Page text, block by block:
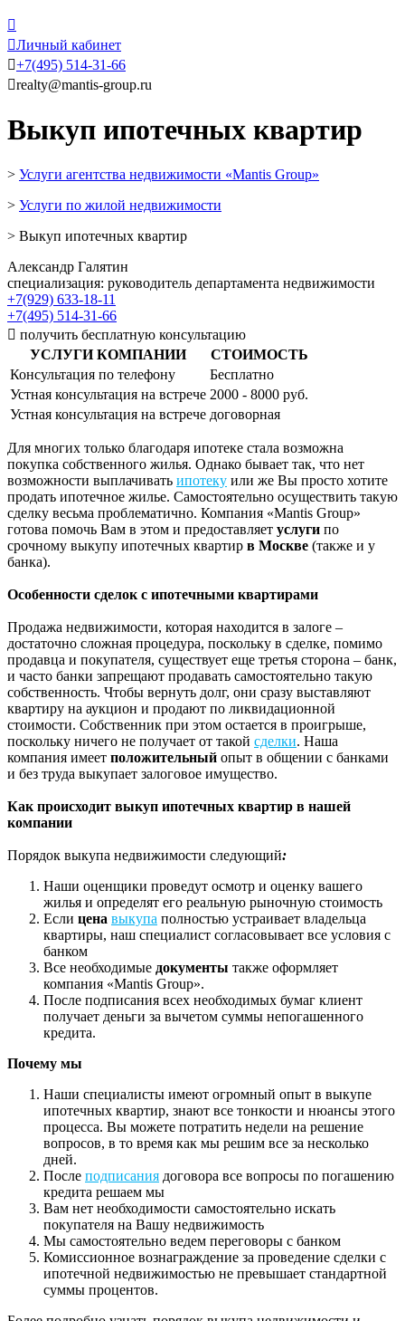

Личный кабинет
+7(495) 514-31-66
realty@mantis-group.ru
Выкуп ипотечных квартир
> Услуги агентства недвижимости «Mantis Group»
> Услуги по жилой недвижимости
> Выкуп ипотечных квартир
Александр Галятин
специализация: руководитель департамента недвижимости
+7(929) 633-18-11
+7(495) 514-31-66
 получить бесплатную консультацию
УСЛУГИ КОМПАНИИ
СТОИМОСТЬ
Консультация по телефону
Бесплатно
Устная консультация на встрече 2000 - 8000 руб.
Устная консультация на встрече договорная
Для многих только благодаря ипотеке стала возможна
покупка собственного жилья. Однако бывает так, что нет
возможности выплачивать ипотеку или же Вы просто хотите
продать ипотечное жилье. Самостоятельно осуществить такую
сделку весьма проблематично. Компания «Mantis Group»
готова помочь Вам в этом и предоставляет услуги по
срочному выкупу ипотечных квартир в Москве (также и у
банка).
Особенности сделок с ипотечными квартирами
Продажа недвижимости, которая находится в залоге –
достаточно сложная процедура, поскольку в сделке, помимо
продавца и покупателя, существует еще третья сторона – банк,
и часто банки запрещают продавать самостоятельно такую
собственность. Чтобы вернуть долг, они сразу выставляют
квартиру на аукцион и продают по ликвидационной
стоимости. Собственник при этом остается в проигрыше,
поскольку ничего не получает от такой сделки. Наша
компания имеет положительный опыт в общении с банками
и без труда выкупает залоговое имущество.
Как происходит выкуп ипотечных квартир в нашей
компании
Порядок выкупа недвижимости следующий:
Наши оценщики проведут осмотр и оценку вашего
жилья и определят его реальную рыночную стоимость
Если цена выкупа полностью устраивает владельца
квартиры, наш специалист согласовывает все условия с
банком
Все необходимые документы также оформляет
компания «Mantis Group».
После подписания всех необходимых бумаг клиент
получает деньги за вычетом суммы непогашенного
кредита.
Почему мы
Наши специалисты имеют огромный опыт в выкупе
ипотечных квартир, знают все тонкости и нюансы этого
процесса. Вы можете потратить недели на решение
вопросов, в то время как мы решим все за несколько
дней.
После подписания договора все вопросы по погашению
кредита решаем мы
Вам нет необходимости самостоятельно искать
покупателя на Вашу недвижимость
Мы самостоятельно ведем переговоры с банком
Комиссионное вознаграждение за проведение сделки с
ипотечной недвижимостью не превышает стандартной
суммы процентов.